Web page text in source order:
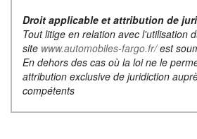
Droit applicable et attribution de
Tout litige en relation avec l'utilisation
site www.automobiles-fargo.fr/est
En dehors des cas où la loi ne le
attribution exclusive de juridiction
compétents